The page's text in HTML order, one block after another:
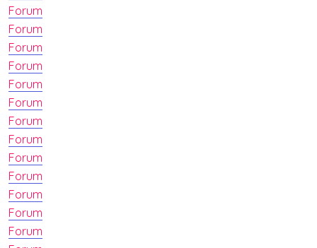
Forum
Forum
Forum
Forum
Forum
Forum
Forum
Forum
Forum
Forum
Forum
Forum
Forum